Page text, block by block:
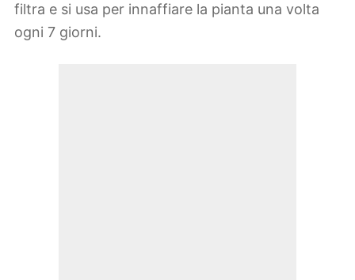
filtra e si usa per innaffiare la pianta una volta
ogni 7 giorni.